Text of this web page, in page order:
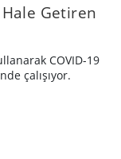
Getiren
COVID-19
çalışıyor.